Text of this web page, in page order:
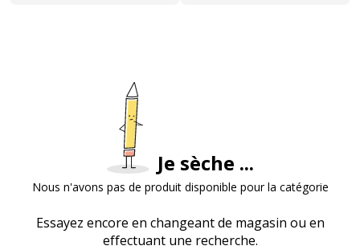
Je sèche ...
Nous n'avons pas de produit disponible pour la catégorie
Essayez encore en changeant de magasin ou en
effectuant une recherche.